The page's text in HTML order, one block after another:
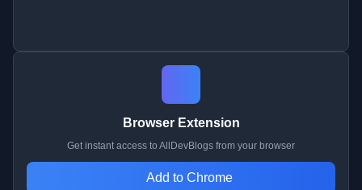
Browser Extension
Get instant access to AllDevBlogs from your browser
Add to Chrome